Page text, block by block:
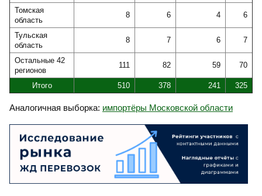
Томская
область
8 6 4 6
Тульская
область
8 7 6 7
Остальные 42
регионов
111 82 59 70
Итого 510 378 241 325
Аналогичная выборка: импортёры Московской области